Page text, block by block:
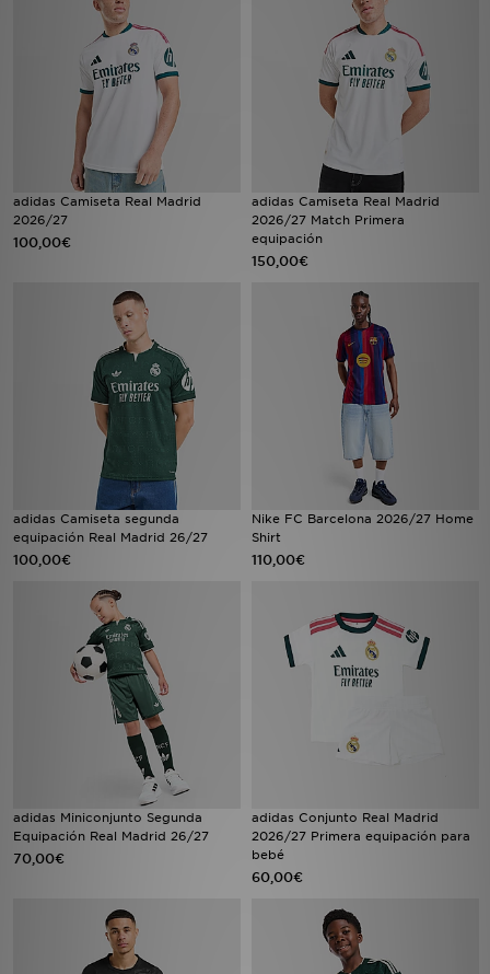
adidas Camiseta Real Madrid
2026/27
100,00€
adidas Camiseta Real Madrid
2026/27 Match Primera
equipación
150,00€
adidas Camiseta segunda
equipación Real Madrid 26/27
100,00€
Nike FC Barcelona 2026/27 Home
Shirt
110,00€
adidas Miniconjunto Segunda
Equipación Real Madrid 26/27
70,00€
adidas Conjunto Real Madrid
2026/27 Primera equipación para
bebé
60,00€